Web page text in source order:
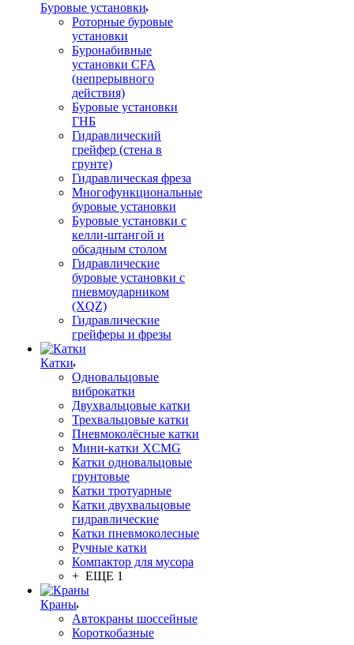
Буровые установки
Роторные буровые
установки
Буронабивные
установки CFA
(непрерывного
действия)
Буровые установки
ГНБ
Гидравлический
грейфер (стена в
грунте)
Гидравлическая фреза
Многофункциональные
буровые установки
Буровые установки с
келли-штангой и
обсадным столом
Гидравлические
буровые установки с
пневмоударником
(XQZ)
Гидравлические
грейферы и фрезы
Катки
Одновальцовые
виброкатки
Двухвальцовые катки
Трехвальцовые катки
Пневмоколёсные катки
Мини-катки XCMG
Катки одновальцовые
грунтовые
Катки тротуарные
Катки двухвальцовые
гидравлические
Катки пневмоколесные
Ручные катки
Компактор для мусора
+ ЕЩЕ 1
Краны
Автокраны шоссейные
Короткобазные